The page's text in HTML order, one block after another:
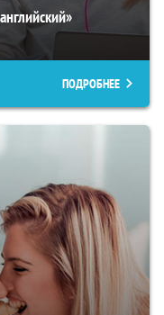
ПОДРОБНЕЕ